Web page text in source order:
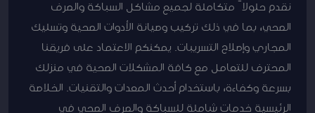
نقدم حلولاً متكاملة لجميع مشاكل السباكة والصرف
الصحي، بما في ذلك تركيب وصيانة الأدوات الصحية وتسليك
المجاري وإصلاح التسريبات. يمكنكم الاعتماد على فريقنا
المحترف للتعامل مع كافة المشكلات الصحية في منزلك
بسرعة وكفاءة، باستخدام أحدث المعدات والتقنيات. الخلاصة
الرئيسية خدمات شاملة للسباكة والصرف الصحي في